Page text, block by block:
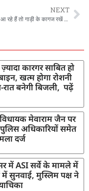
NEXT
उत्तराखंड आ रहे हैं तो गाड़ी के कागज रखें दुरुस्त, वरना सीमा में घुसते ही खुद कट जाएगा चालान
कारगर साबित हो
खत्म होगा रोशनी
बनेगी बिजली, पढ़ें
मेवाराम जैन पर
अधिकारियों समेत
दर्ज
में ASI सर्वे के मामले में
में सुनवाई, मुस्लिम पक्ष ने